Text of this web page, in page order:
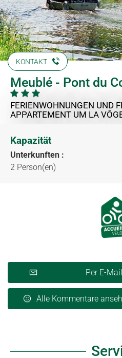
KONTAKT
Meublé - Pont du
FERIENWOHNUNGEN UND
APPARTEMENT UM LA
Kapazität
Unterkunften :
2 Person(en)
Per E-
Alle Kommentare